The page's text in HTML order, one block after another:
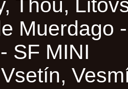
Thou,
Muerdago
SF MINI